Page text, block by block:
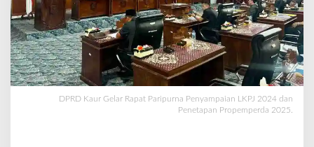
P
a
r
i
p
u
DPRD Kaur Gelar Rapat Paripurna Penyampaian LKPJ 2024 dan
Penetapan Propemperda 2025.